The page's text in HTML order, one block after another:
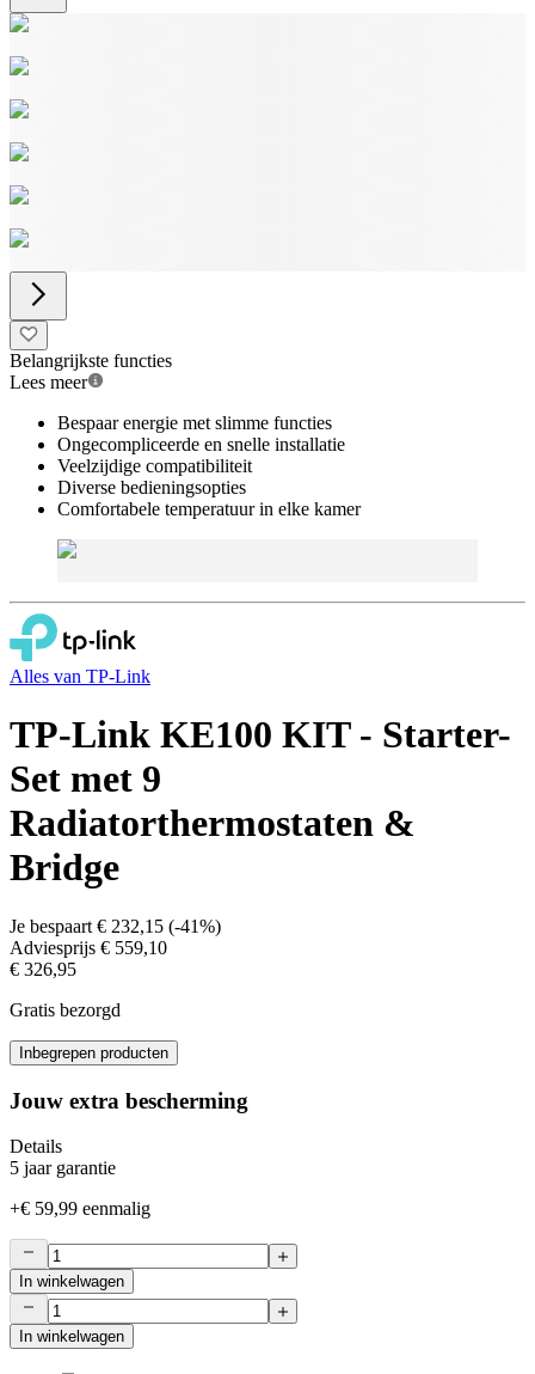
Belangrijkste functies
Lees meer
Bespaar energie met slimme functies
Ongecompliceerde en snelle installatie
Veelzijdige compatibiliteit
Diverse bedieningsopties
Comfortabele temperatuur in elke kamer
Alles van TP-Link
TP-Link KE100 KIT - Starter-
Set met 9
Radiatorthermostaten &
Bridge
Je bespaart € 232,15 (-41%)
Adviesprijs € 559,10
€ 326,95
Gratis bezorgd
Inbegrepen producten
Jouw extra bescherming
Details
5 jaar garantie
+€ 59,99 eenmalig
In winkelwagen
In winkelwagen